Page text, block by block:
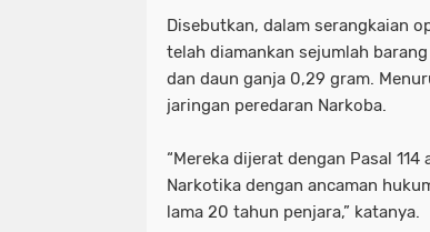
Disebutkan, dalam serangkaian
telah diamankan sejumlah
dan daun ganja 0,29 gram.
jaringan peredaran Narkoba.
“Mereka dijerat dengan Pasal 114
Narkotika dengan ancaman
lama 20 tahun penjara,” katanya.